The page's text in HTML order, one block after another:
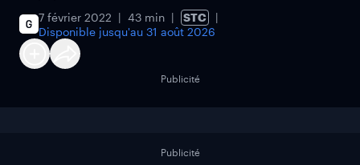
7 février 2022 43 min
STC
Disponible jusqu'au 31 août 2026
Publicité
Publicité